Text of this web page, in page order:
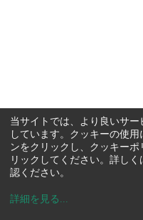
当サイトでは、より良いサ
しています。クッキーの使
ンをクリックし、クッキー
リックしてください。詳し
認ください。
詳細を見る ...